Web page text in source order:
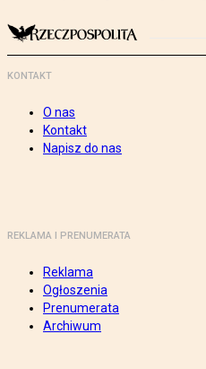
KONTAKT
O nas
Kontakt
Napisz do nas
REKLAMA I PRENUMERATA
Reklama
Ogłoszenia
Prenumerata
Archiwum